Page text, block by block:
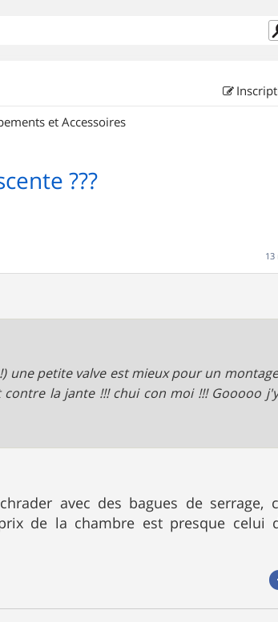
et Accessoires
???
13
une petite valve est mieux pour un montage
la jante !!! chui con moi !!! Gooooo j'y
avec des bagues de serrage,
de la chambre est presque celui